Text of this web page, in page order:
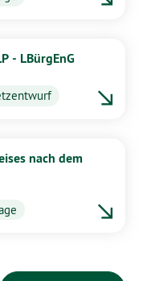
- LBürgEnG
nach dem